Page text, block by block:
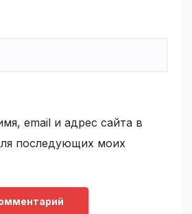
email и адрес сайта в
последующих моих